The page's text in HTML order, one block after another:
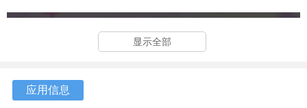
显示全部
应用信息